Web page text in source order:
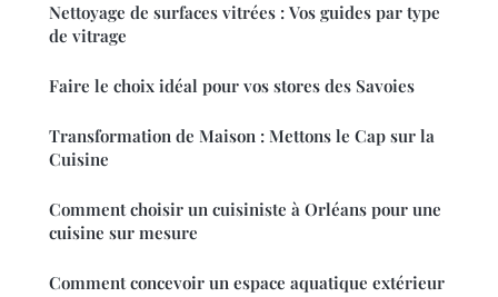
Nettoyage de surfaces vitrées : Vos guides par type
de vitrage
Faire le choix idéal pour vos stores des Savoies
Transformation de Maison : Mettons le Cap sur la
Cuisine
Comment choisir un cuisiniste à Orléans pour une
cuisine sur mesure
Comment concevoir un espace aquatique extérieur